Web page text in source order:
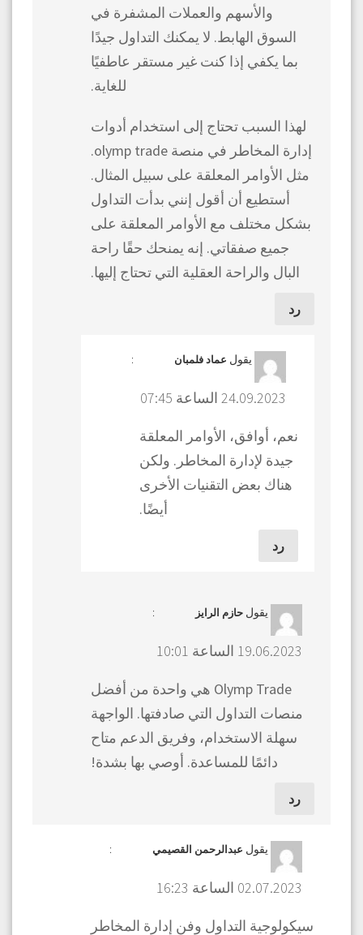
والأسهم والعملات المشفرة في
السوق الهابط. لا يمكنك التداول جيدًا
بما يكفي إذا كنت غير مستقر عاطفيًا
للغاية.
لهذا السبب تحتاج إلى استخدام أدوات
إدارة المخاطر في منصة olymp trade.
مثل الأوامر المعلقة على سبيل المثال.
أستطيع أن أقول إنني بدأت التداول
بشكل مختلف مع الأوامر المعلقة على
جميع صفقاتي. إنه يمنحك حقًا راحة
البال والراحة العقلية التي تحتاج إليها.
رد
يقول عماد فلمبان :
24.09.2023 الساعة 07:45
نعم، أوافق، الأوامر المعلقة
جيدة لإدارة المخاطر. ولكن
هناك بعض التقنيات الأخرى
أيضًا.
رد
يقول حازم الرايز :
19.06.2023 الساعة 10:01
Olymp Trade هي واحدة من أفضل
منصات التداول التي صادفتها. الواجهة
سهلة الاستخدام، وفريق الدعم متاح
دائمًا للمساعدة. أوصي بها بشدة!
رد
يقول عبدالرحمن القصيمي :
02.07.2023 الساعة 16:23
سيكولوجية التداول وفن إدارة المخاطر